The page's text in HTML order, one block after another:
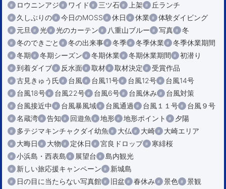
ロウニンアジ
ワイド 三ツ石 上架
丘ランチ
久しぶりの
今日のMOSS 休日 休業
体験ダイビング
元旦
光 光のカーテン 八重山ブルー 写真
冬
冬のできごと
冬の出来事 冬季 冬季休業
冬季休業期間
冬期
冬期シーズン 冬期休業 冬期休業期間
初潜り
到着ダイブ
反水面 取材 取材決定
受賞作品
古見きゅう氏
台風 台風11号 台風12号
台風14号
台風18号
台風22号 台風6号 台風休み
台風対策
台風接近中
台風暴風域 台風通過 台風１１号
台風９号
名蔵湾
告知 回遊魚 地形 地形ポイント
夕陽
多テジマキンチャクダイ幼魚
大仏 大崎
大崎エリア
大晦日
大物 定休日 宮良ドロップ
寒緋桜
小浜島・西表島
展望台
島内観光
新しい旅応援キャンペーン
新城島
日の目に当たらない写真館
旧盆 春休み 景色
景観